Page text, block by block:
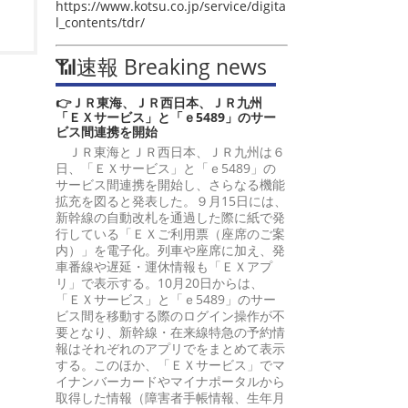
https://www.kotsu.co.jp/service/digita
l_contents/tdr/
📶速報 Breaking news
👉ＪＲ東海、ＪＲ西日本、ＪＲ九州
「ＥＸサービス」と「ｅ5489」のサー
ビス間連携を開始
ＪＲ東海とＪＲ西日本、ＪＲ九州は６
日、「ＥＸサービス」と「ｅ5489」の
サービス間連携を開始し、さらなる機能
拡充を図ると発表した。９月15日には、
新幹線の自動改札を通過した際に紙で発
行している「ＥＸご利用票（座席のご案
内）」を電子化。列車や座席に加え、発
車番線や遅延・運休情報も「ＥＸアプ
リ」で表示する。10月20日からは、
「ＥＸサービス」と「ｅ5489」のサー
ビス間を移動する際のログイン操作が不
要となり、新幹線・在来線特急の予約情
報はそれぞれのアプリでをまとめて表示
する。このほか、「ＥＸサービス」でマ
イナンバーカードやマイナポータルから
取得した情報（障害者手帳情報、生年月